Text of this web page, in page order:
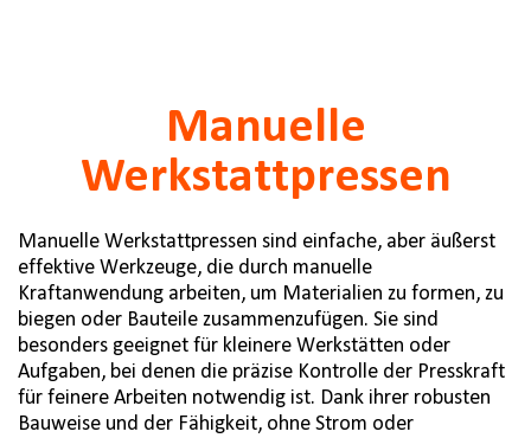
Manuelle
Werkstattpressen
Manuelle Werkstattpressen sind einfache, aber äußerst
effektive Werkzeuge, die durch manuelle
Kraftanwendung arbeiten, um Materialien zu formen, zu
biegen oder Bauteile zusammenzufügen. Sie sind
besonders geeignet für kleinere Werkstätten oder
Aufgaben, bei denen die präzise Kontrolle der Presskraft
für feinere Arbeiten notwendig ist. Dank ihrer robusten
Bauweise und der Fähigkeit, ohne Strom oder